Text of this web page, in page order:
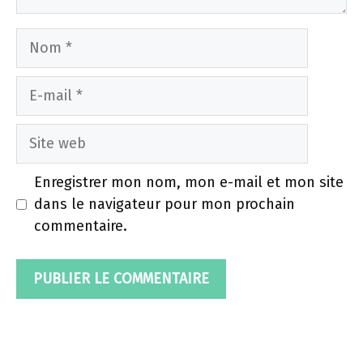
Nom
Site
Enregistrer mon nom, mon e-mail et mon site
dans le navigateur pour mon prochain
commentaire.